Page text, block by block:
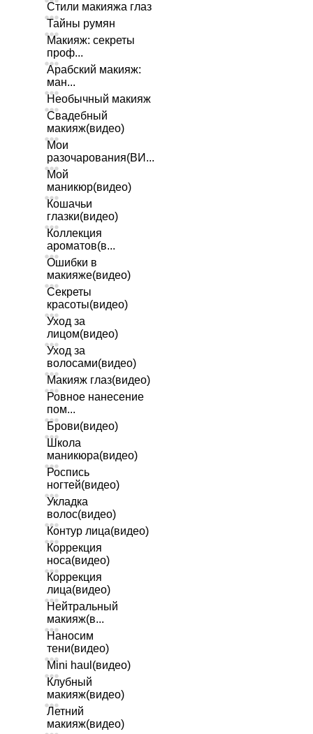
Стили макияжа глаз
Тайны румян
Макияж: секреты
проф...
Арабский макияж:
ман...
Необычный макияж
Свадебный
макияж(видео)
Мои
разочарования(ВИ...
Мой
маникюр(видео)
Кошачьи
глазки(видео)
Коллекция
ароматов(в...
Ошибки в
макияже(видео)
Секреты
красоты(видео)
Уход за
лицом(видео)
Уход за
волосами(видео)
Макияж глаз(видео)
Ровное нанесение
пом...
Брови(видео)
Школа
маникюра(видео)
Роспись
ногтей(видео)
Укладка
волос(видео)
Контур лица(видео)
Коррекция
носа(видео)
Коррекция
лица(видео)
Нейтральный
макияж(в...
Наносим
тени(видео)
Mini haul(видео)
Клубный
макияж(видео)
Летний
макияж(видео)